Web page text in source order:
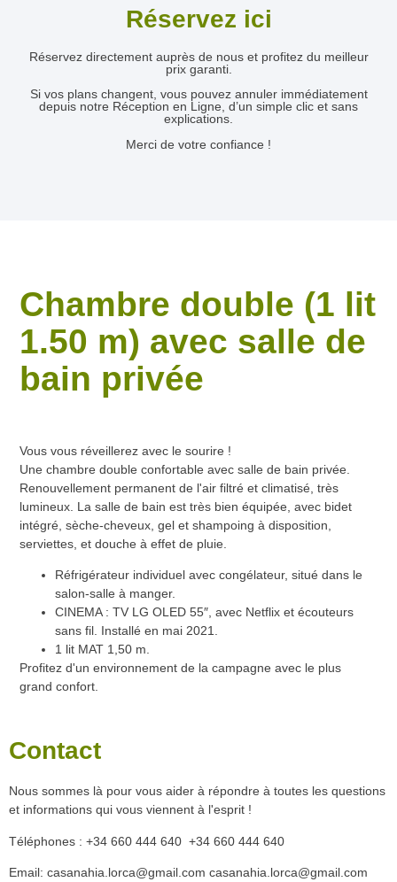
Réservez ici
Réservez directement auprès de nous et profitez du meilleur
prix garanti.
Si vos plans changent, vous pouvez annuler immédiatement
depuis notre Réception en Ligne, d’un simple clic et sans
explications.
Merci de votre confiance !
Chambre double (1 lit
1.50 m) avec salle de
bain privée
Vous vous réveillerez avec le sourire !
Une chambre double confortable avec salle de bain privée.
Renouvellement permanent de l'air filtré et climatisé, très
lumineux. La salle de bain est très bien équipée, avec bidet
intégré, sèche-cheveux, gel et shampoing à disposition,
serviettes, et douche à effet de pluie.
Réfrigérateur individuel avec congélateur, situé dans le
salon-salle à manger.
CINEMA : TV LG OLED 55″, avec Netflix et écouteurs
sans fil. Installé en mai 2021.
1 lit MAT 1,50 m.
Profitez d'un environnement de la campagne avec le plus
grand confort.
Contact
Nous sommes là pour vous aider à répondre à toutes les questions
et informations qui vous viennent à l'esprit !
Téléphones : +34 660 444 640 +34 660 444 640
Email: casanahia.lorca@gmail.com casanahia.lorca@gmail.com